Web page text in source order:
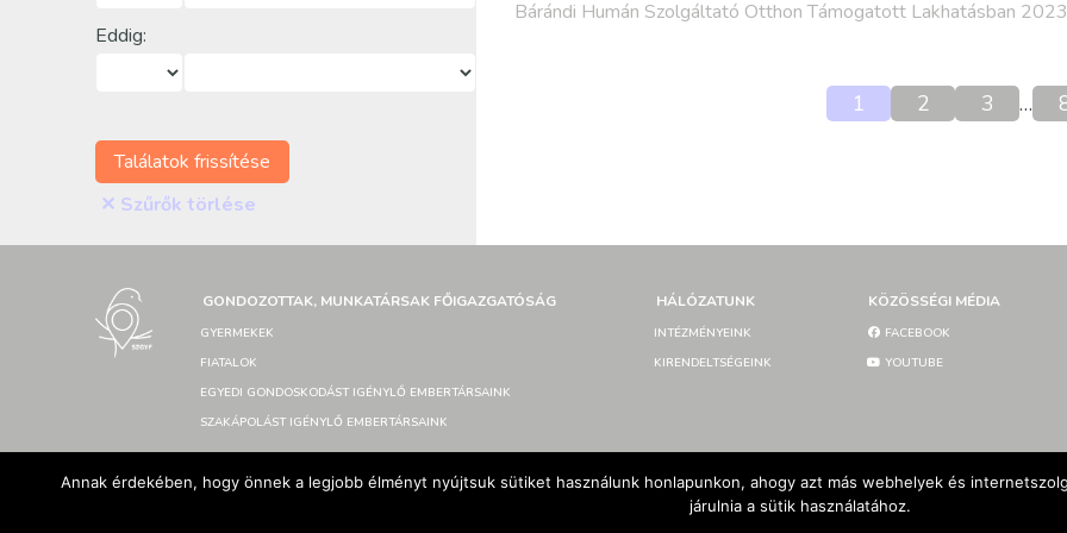
Eddig:
Találatok frissítése
✕ Szűrők törlése
Bárándi Humán Szolgáltató Otthon Támogatott Lakhatásban
1 2 3 …
GONDOZOTTAK, MUNKATÁRSAK FŐIGAZGATÓSÁG
GYERMEKEK
FIATALOK
EGYEDI GONDOSKODÁST IGÉNYLŐ EMBERTÁRSAINK
SZAKÁPOLÁST IGÉNYLŐ EMBERTÁRSAINK
HÁLÓZATUNK
INTÉZMÉNYEINK
KIRENDELTSÉGEINK
KÖZÖSSÉGI MÉDIA
FACEBOOK
YOUTUBE
Annak érdekében, hogy önnek a legjobb élményt nyújtsuk sütiket használunk honlapunkon, ahogy azt más webhelyek és
járulnia a sütik használatához.